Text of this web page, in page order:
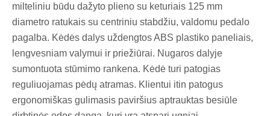
milteliniu būdu dažyto plieno su keturiais 125 mm
diametro ratukais su centriniu stabdžiu, valdomu pedalo
pagalba. Kėdės dalys uždengtos ABS plastiko paneliais,
lengvesniam valymui ir priežiūrai. Nugaros dalyje
sumontuota stūmimo rankena. Kėdė turi patogias
reguliuojamas pėdų atramas. Klientui itin patogus
ergonomiškas gulimasis paviršius aptrauktas besiūle